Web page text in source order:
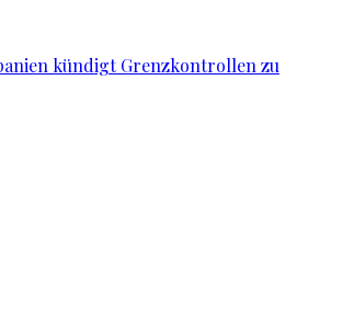
kündigt Grenzkontrollen zu